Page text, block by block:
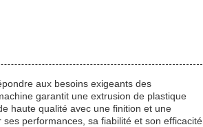
aux besoins exigeants des
garantit une extrusion de plastique
haute qualité avec une finition et une
performances, sa fiabilité et son efficacité